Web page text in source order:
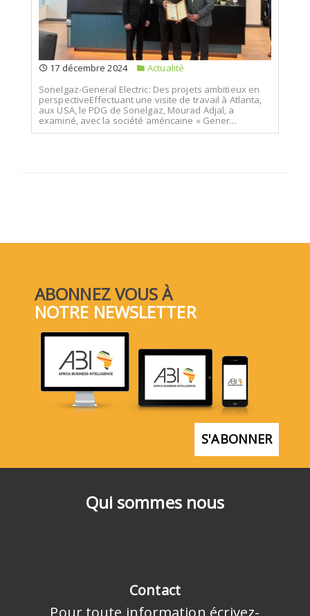
17 décembre 2024
Actualité
Sonelgaz-General Electric: Des projets ambitieux en
perspectiveEffectuant une visite de travail à Atlanta,
aux USA, le PDG de Sonelgaz, Mourad Adjal, a
examiné, avec la société américaine « Gener...
Qui sommes nous
Contact
Pour toute information écrivez-
ABONNEZ VOUS À
NOTRE NEWSLETTER
S'ABONNER